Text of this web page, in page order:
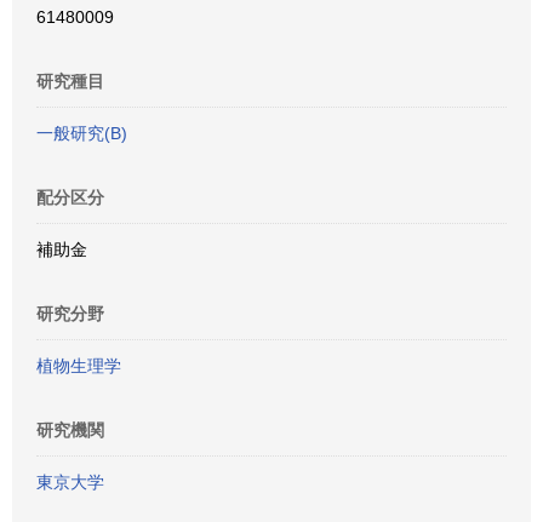
61480009
研究種目
一般研究(B)
配分区分
補助金
研究分野
植物生理学
研究機関
東京大学